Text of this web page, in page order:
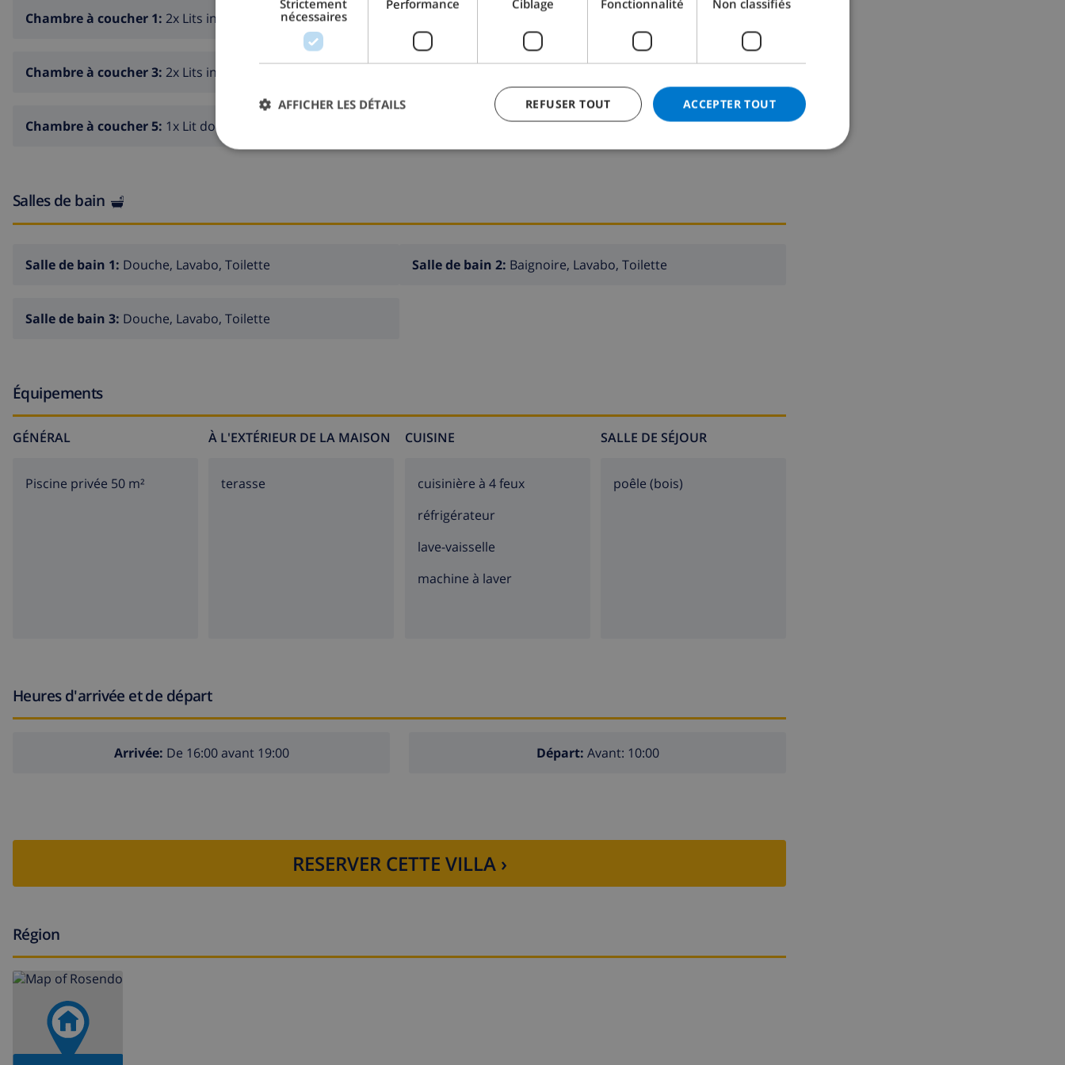
Chambre à coucher 1: 2x Lits individuels
Chambre à coucher 3: 2x Lits individuels
Chambre à coucher 5: 1x Lit double
Salles de bain
Salle de bain 1: Douche, Lavabo, Toilette Salle de bain 2: Baignoire, Lavabo, Toilette
Salle de bain 3: Douche, Lavabo, Toilette
Équipements
GÉNÉRAL
Piscine privée 50 m²
À L'EXTÉRIEUR DE LA MAISON
terasse
CUISINE
cuisinière à 4 feux
réfrigérateur
lave-vaisselle
machine à laver
SALLE DE SÉJOUR
poêle (bois)
Heures d'arrivée et de départ
Arrivée: De 16:00 avant 19:00 Départ: Avant: 10:00
RESERVER CETTE VILLA ›
Région
CATALAN
DANISH
Strictement
nécessaires
Performance Ciblage Fonctionnalité Non classifiés
ACCEPTER TOUT
REFUSER TOUT
AFFICHER LES DÉTAILS